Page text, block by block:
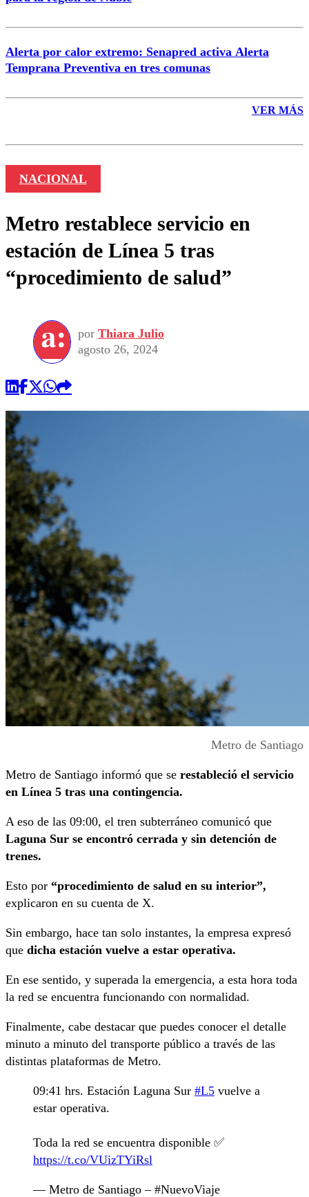
Alerta por calor extremo: Senapred activa Alerta
Temprana Preventiva en tres comunas
VER MÁS
NACIONAL
Metro restablece servicio en
estación de Línea 5 tras
“procedimiento de salud”
por Thiara Julio
agosto 26, 2024
Metro de Santiago
Metro de Santiago informó que se restableció el servicio
en Línea 5 tras una contingencia.
A eso de las 09:00, el tren subterráneo comunicó que
Laguna Sur se encontró cerrada y sin detención de
trenes.
Esto por “procedimiento de salud en su interior”,
explicaron en su cuenta de X.
Sin embargo, hace tan solo instantes, la empresa expresó
que dicha estación vuelve a estar operativa.
En ese sentido, y superada la emergencia, a esta hora toda
la red se encuentra funcionando con normalidad.
Finalmente, cabe destacar que puedes conocer el detalle
minuto a minuto del transporte público a través de las
distintas plataformas de Metro.
09:41 hrs. Estación Laguna Sur #L5 vuelve a
estar operativa.
Toda la red se encuentra disponible ✅️
https://t.co/VUizTYiRsl
— Metro de Santiago – #NuevoViaje